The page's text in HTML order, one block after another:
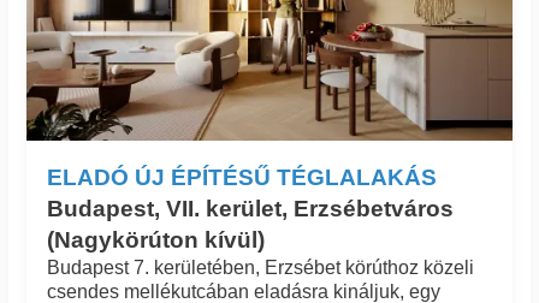
ELADÓ ÚJ ÉPÍTÉSŰ TÉGLALAKÁS
Budapest, VII. kerület, Erzsébetváros
(Nagykörúton kívül)
Budapest 7. kerületében, Erzsébet körúthoz közeli
csendes mellékutcában eladásra kináljuk, egy